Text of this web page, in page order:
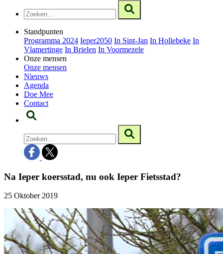
Standpunten
Programma 2024 Ieper2050 In Sint-Jan In Hollebeke In
Vlamertinge In Brielen In Voormezele
Onze mensen
Onze mensen
Nieuws
Agenda
Doe Mee
Contact
Na Ieper koersstad, nu ook Ieper Fietsstad?
25 Oktober 2019